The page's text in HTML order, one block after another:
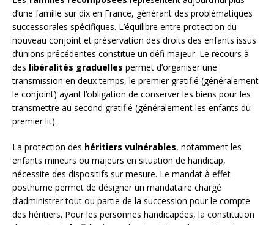
d’une famille sur dix en France, générant des problématiques
successorales spécifiques. L’équilibre entre protection du
nouveau conjoint et préservation des droits des enfants issus
d’unions précédentes constitue un défi majeur. Le recours à
des libéralités graduelles permet d’organiser une
transmission en deux temps, le premier gratifié (généralement
le conjoint) ayant l’obligation de conserver les biens pour les
transmettre au second gratifié (généralement les enfants du
premier lit).
La protection des héritiers vulnérables, notamment les
enfants mineurs ou majeurs en situation de handicap,
nécessite des dispositifs sur mesure. Le mandat à effet
posthume permet de désigner un mandataire chargé
d’administrer tout ou partie de la succession pour le compte
des héritiers. Pour les personnes handicapées, la constitution